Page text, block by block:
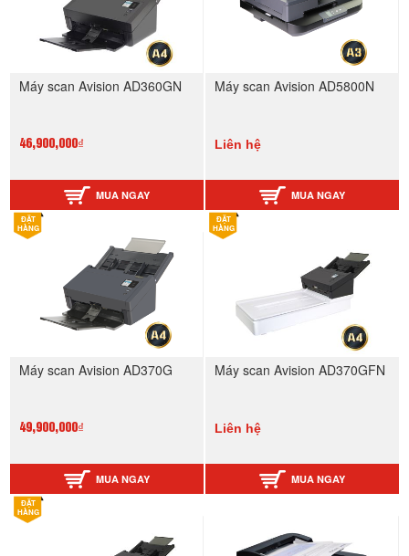
Máy scan Avision AD360GN
46,900,000₫
MUA NGAY
Máy scan Avision AD5800N
Liên hệ
MUA NGAY
ĐẶT
HÀNG
Máy scan Avision AD370G
49,900,000₫
MUA NGAY
ĐẶT
HÀNG
Máy scan Avision AD370GFN
Liên hệ
MUA NGAY
ĐẶT
HÀNG